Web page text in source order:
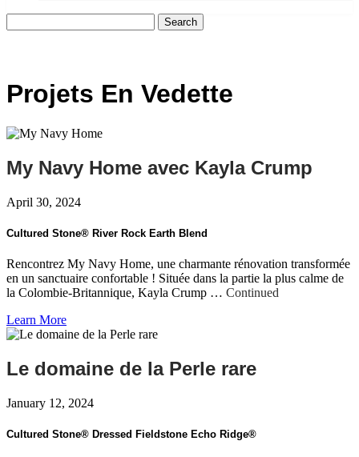
for:
Projets En Vedette
My Navy Home avec Kayla Crump
April 30, 2024
Cultured Stone® River Rock Earth Blend
Rencontrez My Navy Home, une charmante rénovation transformée
en un sanctuaire confortable ! Située dans la partie la plus calme de
la Colombie-Britannique, Kayla Crump … Continued
Learn More
Le domaine de la Perle rare
January 12, 2024
Cultured Stone® Dressed Fieldstone Echo Ridge®